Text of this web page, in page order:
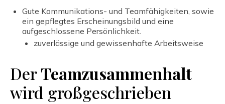
Gute Kommunikations- und Teamfähigkeiten, sowie
ein gepflegtes Erscheinungsbild und eine
aufgeschlossene Persönlichkeit.
zuverlässige und gewissenhafte Arbeitsweise
DerTeamzusammenhalt
wird großgeschrieben